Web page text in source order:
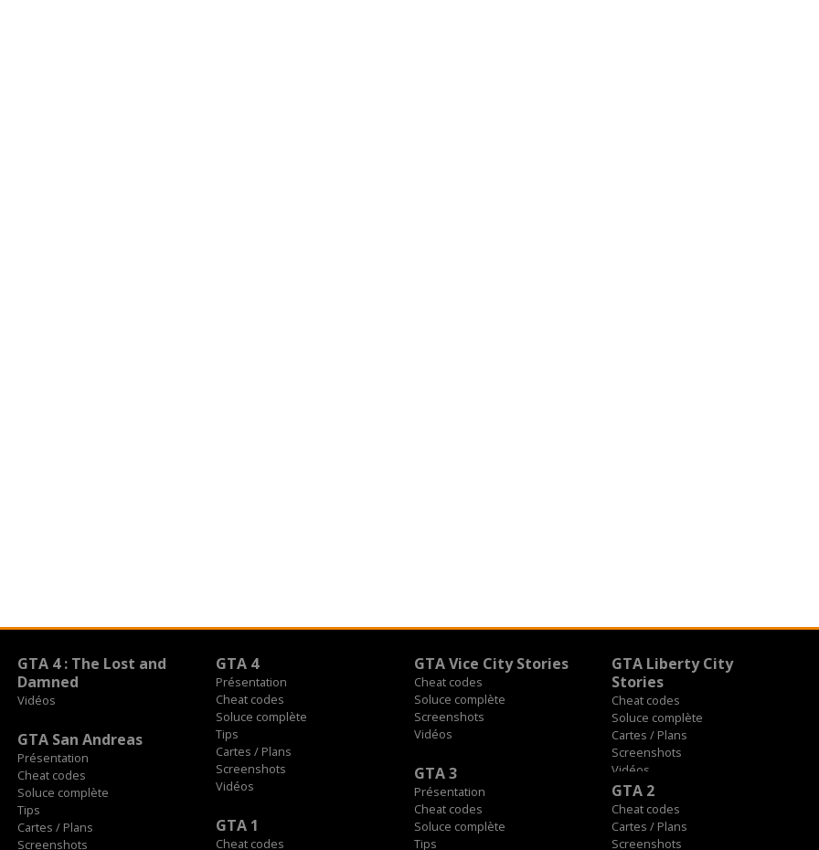
GTA 4 : The Lost and
Damned
Vidéos
GTA 4
Présentation
Cheat codes
Soluce complète
Tips
Cartes / Plans
Screenshots
Vidéos
GTA Vice City Stories
Cheat codes
Soluce complète
Screenshots
Vidéos
GTA Liberty City
Stories
Cheat codes
Soluce complète
Cartes / Plans
Screenshots
Vidéos
GTA San Andreas
Présentation
Cheat codes
Soluce complète
Tips
Cartes / Plans
Screenshots
GTA 3
Présentation
Cheat codes
Soluce complète
Tips
GTA 2
Cheat codes
Cartes / Plans
Screenshots
GTA 1
Cheat codes